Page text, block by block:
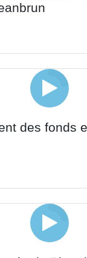
des fonds